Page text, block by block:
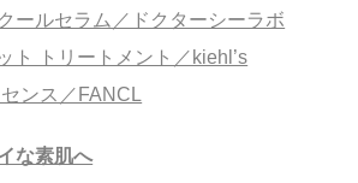
ールセラム／ドクターシーラボ
ト トリートメント／kiehl’s
ンス／FANCL
な素肌へ